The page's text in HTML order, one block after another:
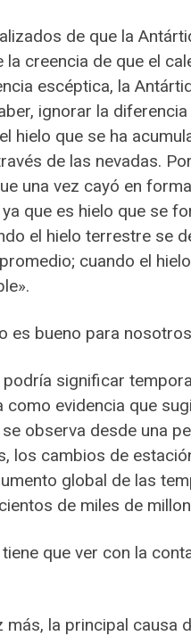
de que la
la creencia de que el
escéptica, la
ignorar la
hielo que se ha
de las nevadas.
una vez cayó en
que es hielo que se
el hielo terrestre se
cuando el
es bueno para
significar
como evidencia que
observa desde una
los cambios de
global de las
de miles de
que ver con la
más, la principal causa